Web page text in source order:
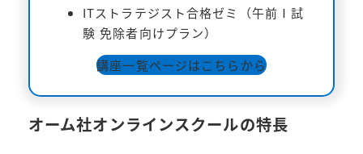
ITストラテジスト合格ゼミ（午前Ⅰ試
験 免除者向けプラン）
講座一覧ページはこちらから
オーム社オンラインスクールの特長